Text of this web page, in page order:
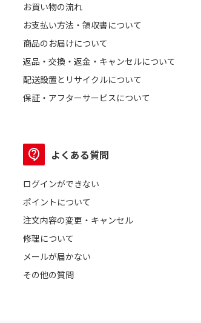
お買い物の流れ
お支払い方法・領収書について
商品のお届けについて
返品・交換・返金・キャンセルについて
配送設置とリサイクルについて
保証・アフターサービスについて
よくある質問
ログインができない
ポイントについて
注文内容の変更・キャンセル
修理について
メールが届かない
その他の質問